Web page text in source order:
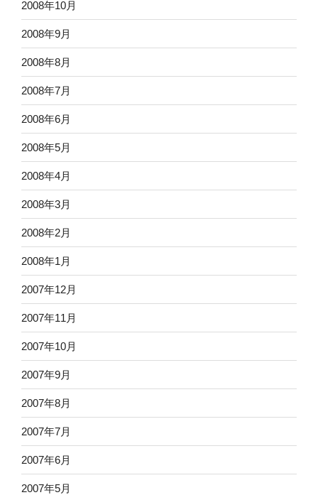
2008年10月
2008年9月
2008年8月
2008年7月
2008年6月
2008年5月
2008年4月
2008年3月
2008年2月
2008年1月
2007年12月
2007年11月
2007年10月
2007年9月
2007年8月
2007年7月
2007年6月
2007年5月